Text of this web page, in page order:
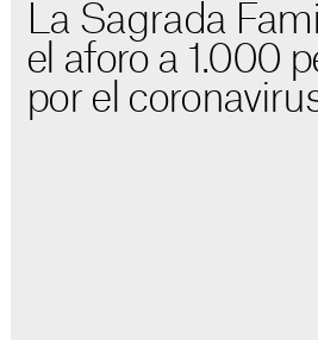
La Sagrada
el aforo a 1.000
por el